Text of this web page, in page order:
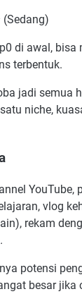
(Sedang)
di awal, bisa
terbentuk.
jadi semua
niche,
YouTube,
vlog
rekam
potensi
besar jika